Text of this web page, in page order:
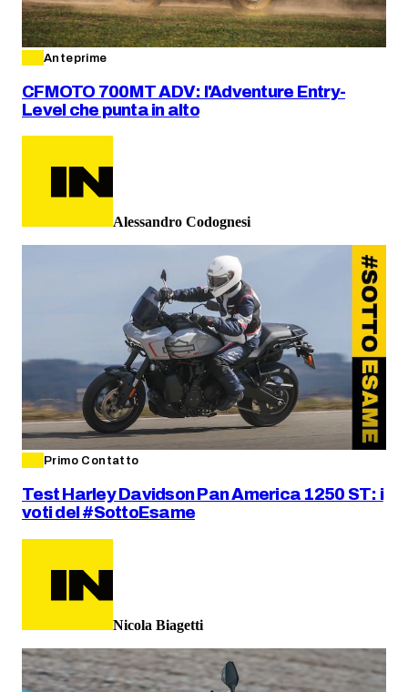
Anteprime
CFMOTO 700MT ADV: l'Adventure Entry-
Level che punta in alto
Alessandro Codognesi
Primo Contatto
Test Harley Davidson Pan America 1250 ST: i
voti del #SottoEsame
Nicola Biagetti